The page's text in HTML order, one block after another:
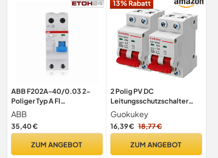
ABB F202A-40/0.03 2-
Poliger Typ A FI
Leistungsschalter, 40A
ABB
35,40 €
ZUM ANGEBOT
13% Rabatt
2 Polig PV DC
Leitungsschutzschalter
Sicherungsautomat,1000V
63A 2 Stück
Guokukey
16,39 € 18,77 €
ZUM ANGEBOT